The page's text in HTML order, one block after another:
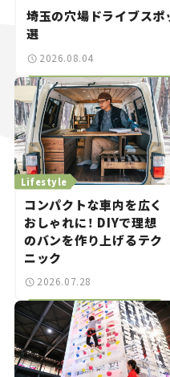
埼玉の穴場ドライブス
選
2026.08.04
Lifestyle
コンパクトな車内を広く
おしゃれに！ DIYで理想
のバンを作り上げるテク
ニック
2026.07.28